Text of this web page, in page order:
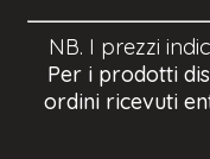
NB. I prezzi
Per i prodotti
ordini ricevuti